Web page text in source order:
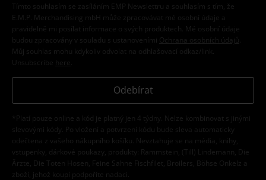
Tímto souhlasím se zasíláním EMP Newslettru a souhlasím s tím, že
E.M.P. Merchandising mbH může zpracovávat mé osobní údaje a
pravidelně mi posílat informace o svých produktech. Mé osobní údaje
budou zpracovány v souladu s ustanoveními
Ochrana osobních údajů
Můj souhlas mohu kdykoliv odvolat na odhlašovací odkaz/link.
Unsubscribe here
Odebírat
*Platí pouze online a kód je platný jen 4 týdny. Nelze kombinovat s jinými
slevovými kódy. Po vložení a potvrzení kódu bude sleva automaticky
odečtena z vašeho nákupního košíku. Nevztahuje se na média, knihy,
vstupenky, dárkové poukazy, produkty: Rammstein, (Till) Lindemann, Die
Ärzte, Die Toten Hosen, Feine Sahne Fischfilet, Broilers, Böhse Onkelz a
zboží, jehož koupí podpoříte nadaci.